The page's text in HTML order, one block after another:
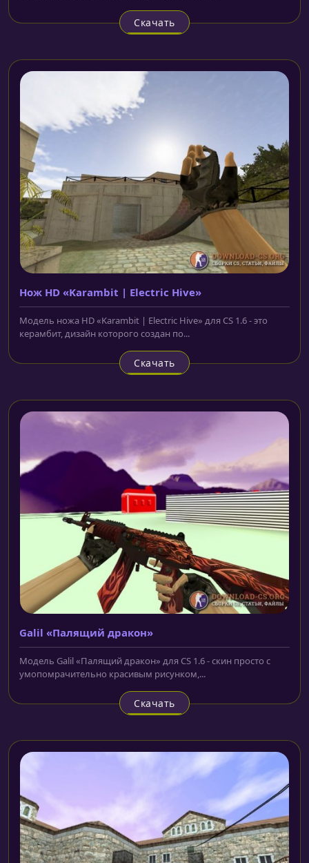
Скачать
Нож HD «Karambit | Electric Hive»
Модель ножа HD «Karambit | Electric Hive» для CS 1.6 - это
керамбит, дизайн которого создан по...
Скачать
Galil «Палящий дракон»
Модель Galil «Палящий дракон» для CS 1.6 - скин просто с
умопомрачительно красивым рисунком,...
Скачать